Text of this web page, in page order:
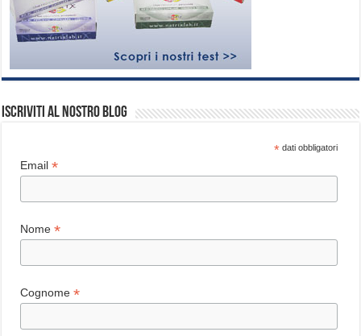
Iscriviti al nostro blog
* dati obbligatori
Email *
Nome *
Cognome *